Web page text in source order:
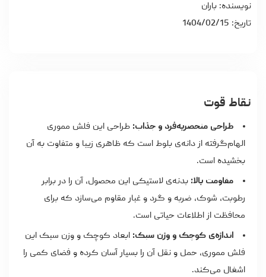
نویسنده: باران
تاریخ: 1404/02/15
نقاط قوت
طراحی منحصربه‌فرد و جذاب: طراحی این فلش مموری
الهام‌گرفته از دانه‌ی بلوط است که ظاهری زیبا و متفاوت به آن
بخشیده است.
مقاومت بالا: بدنه‌ی لاستیکی این محصول، آن را در برابر
رطوبت، شوک، ضربه و گرد و غبار مقاوم می‌سازد که برای
محافظت از اطلاعات حیاتی است.
اندازه‌ی کوچک و وزن سبک: ابعاد کوچک و وزن سبک این
فلش مموری، حمل و نقل آن را بسیار آسان کرده و فضای کمی را
اشغال می‌کند.